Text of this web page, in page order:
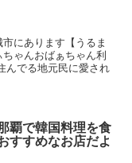
にあります【うるま
ゃんおばぁちゃん利
んでる地元民に愛され
覇で韓国料理を食
すすめなお店だよ